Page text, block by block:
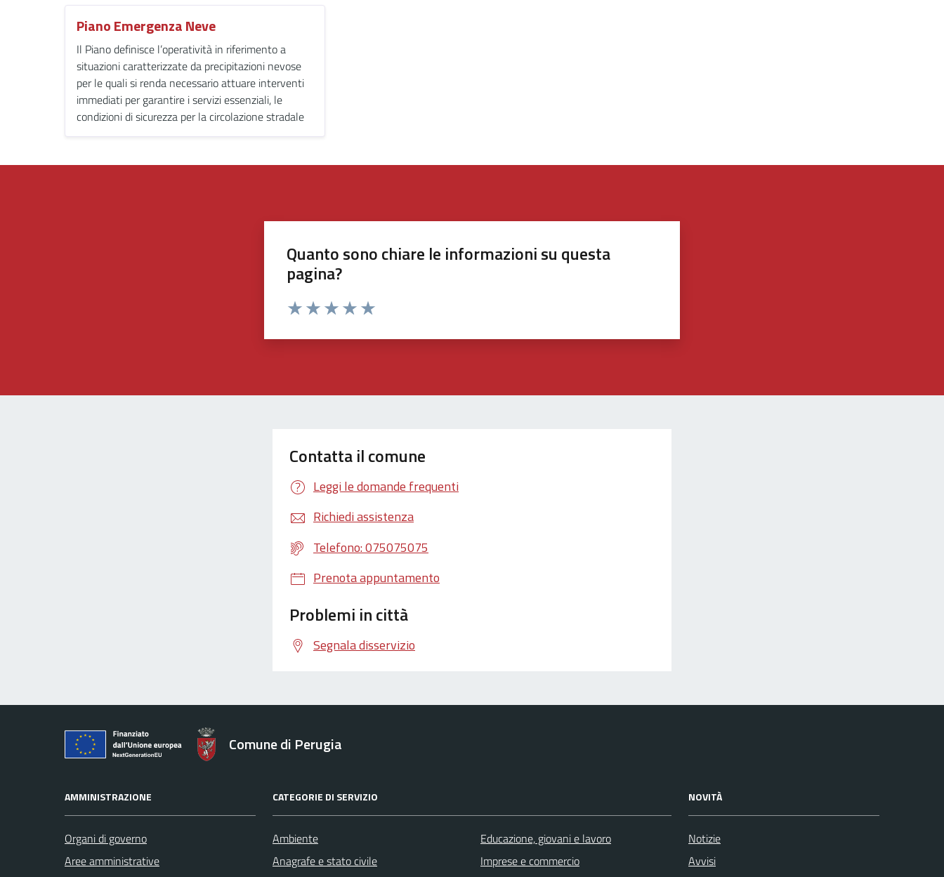
Piano Emergenza Neve
Il Piano definisce l’operatività in riferimento a
situazioni caratterizzate da precipitazioni nevose
per le quali si renda necessario attuare interventi
immediati per garantire i servizi essenziali, le
condizioni di sicurezza per la circolazione stradale
Quanto sono chiare le informazioni su questa
pagina?
Contatta il comune
Leggi le domande frequenti
Richiedi assistenza
Telefono: 075075075
Prenota appuntamento
Problemi in città
Segnala disservizio
Comune di Perugia
AMMINISTRAZIONE
Organi di governo
Aree amministrative
CATEGORIE DI SERVIZIO
Ambiente
Anagrafe e stato civile
Educazione, giovani e lavoro
Imprese e commercio
NOVITÀ
Notizie
Avvisi